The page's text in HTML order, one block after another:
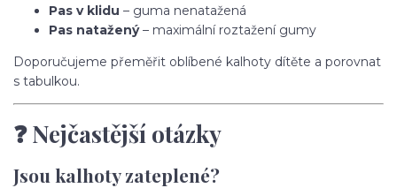
Pas v klidu – guma nenatažená
Pas natažený– maximální roztažení gumy
Doporučujeme přeměřit oblíbené kalhoty dítěte a porovnat
s tabulkou.
❓ Nejčastější otázky
Jsou kalhoty zateplené?